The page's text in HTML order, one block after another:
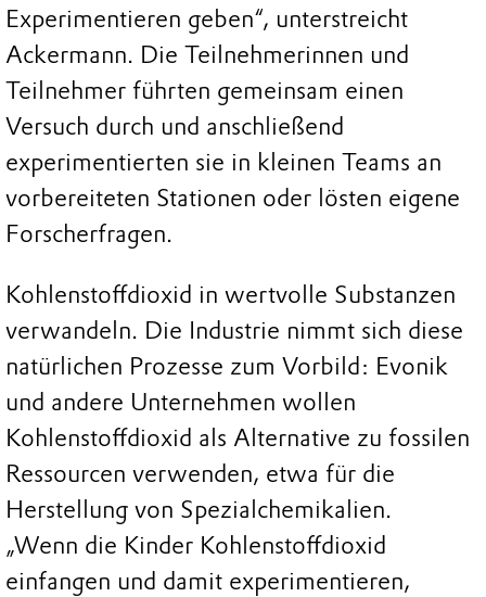
Experimentieren geben“, unterstreicht
Ackermann. Die Teilnehmerinnen und
Teilnehmer führten gemeinsam einen
Versuch durch und anschließend
experimentierten sie in kleinen Teams an
vorbereiteten Stationen oder lösten eigene
Forscherfragen.
Kohlenstoffdioxid in wertvolle Substanzen
verwandeln. Die Industrie nimmt sich diese
natürlichen Prozesse zum Vorbild: Evonik
und andere Unternehmen wollen
Kohlenstoffdioxid als Alternative zu fossilen
Ressourcen verwenden, etwa für die
Herstellung von Spezialchemikalien.
„Wenn die Kinder Kohlenstoffdioxid
einfangen und damit experimentieren,